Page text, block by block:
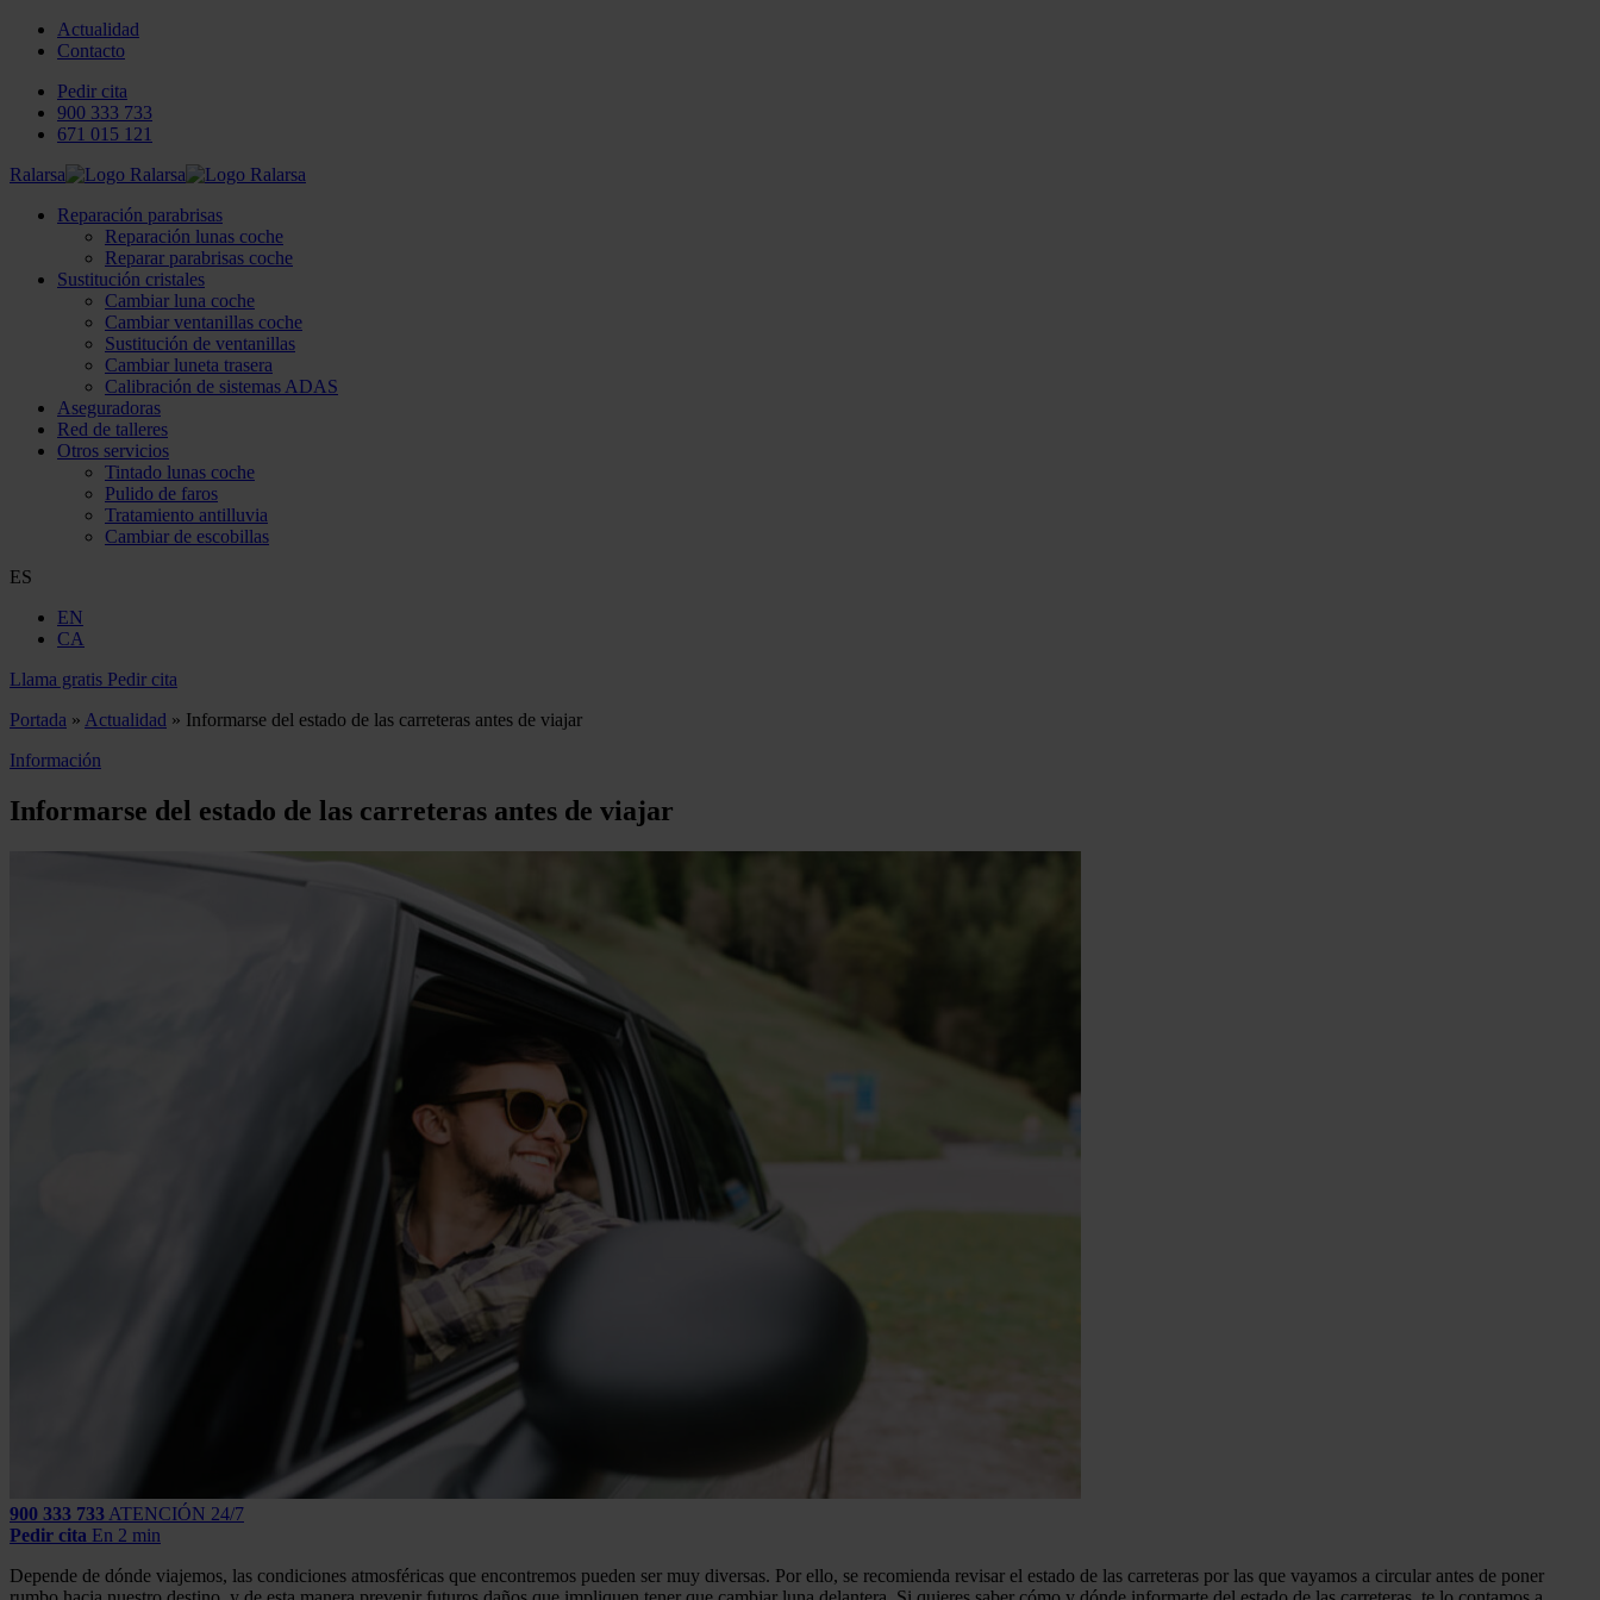
Actualidad
Contacto
Pedir cita
900 333 733
671 015 121
Ralarsa
Reparación parabrisas
Reparación lunas coche
Reparar parabrisas coche
Sustitución cristales
Cambiar luna coche
Cambiar ventanillas coche
Sustitución de ventanillas
Cambiar luneta trasera
Calibración de sistemas ADAS
Aseguradoras
Red de talleres
Otros servicios
Tintado lunas coche
Pulido de faros
Tratamiento antilluvia
Cambiar de escobillas
ES
EN
CA
Llama gratis Pedir cita
Portada » Actualidad » Informarse del estado de las carreteras antes de viajar
Información
Informarse del estado de las carreteras antes de viajar
900 333 733 ATENCIÓN 24/7
Pedir cita En 2 min
Depende de dónde viajemos, las condiciones atmosféricas que encontremos pueden ser muy diversas. Por ello, se recomienda revisar el estado de las carreteras por las que vayamos a circular antes de poner